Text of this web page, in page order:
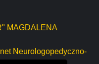
MAGDALENA
Neurologopedyczno-